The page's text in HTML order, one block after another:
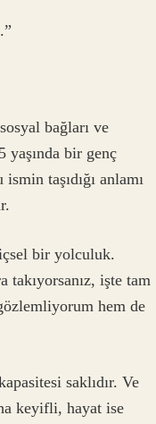
bağları ve
yaşında bir genç
taşıdığı anlamı
bir yolculuk.
takıyorsanız, işte tam
hem de
saklıdır. Ve
keyifli, hayat ise